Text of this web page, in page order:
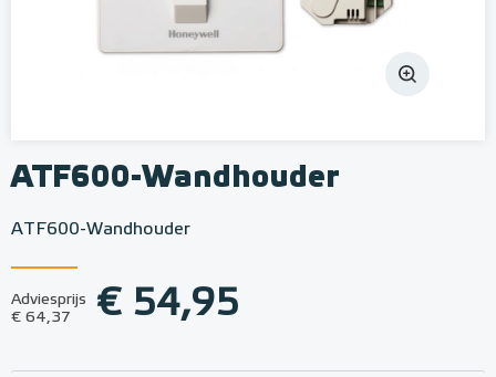
ATF600-Wandhouder
ATF600-Wandhouder
Adviesprijs
€ 64,37
€ 54,95